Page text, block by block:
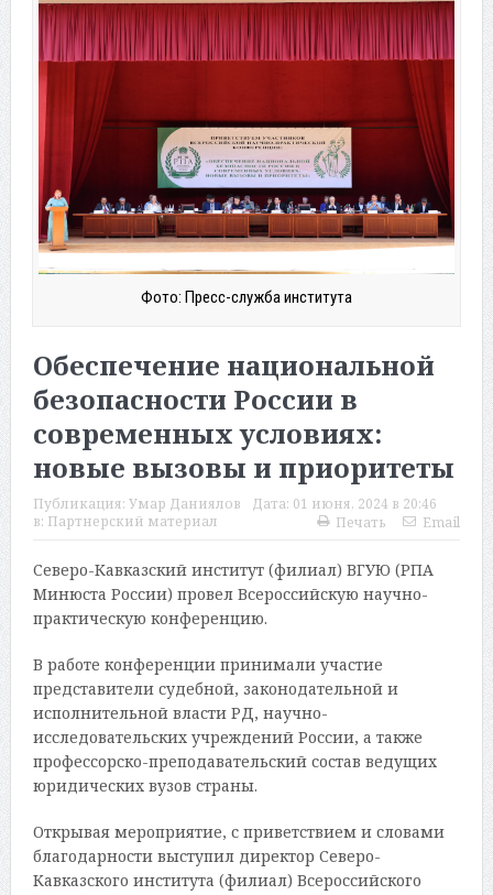
Фото: Пресс-служба института
Обеспечение национальной
безопасности России в
современных условиях:
новые вызовы и приоритеты
Публикация: Умар Даниялов Дата: 01 июня, 2024 в 20:46
в: Партнерский материал Печать Email
Северо-Кавказский институт (филиал) ВГУЮ (РПА
Минюста России) провел Всероссийскую научно-
практическую конференцию.
В работе конференции принимали участие
представители судебной, законодательной и
исполнительной власти РД, научно-
исследовательских учреждений России, а также
профессорско-преподавательский состав ведущих
юридических вузов страны.
Открывая мероприятие, с приветствием и словами
благодарности выступил директор Северо-
Кавказского института (филиал) Всероссийского